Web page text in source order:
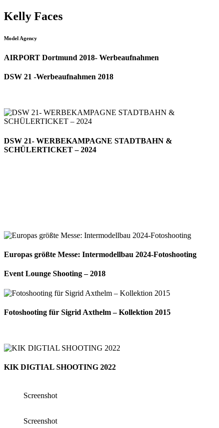
Kelly Faces
Model Agency
AIRPORT Dortmund 2018- Werbeaufnahmen
DSW 21 -Werbeaufnahmen 2018
DSW 21- WERBEKAMPAGNE STADTBAHN &
SCHÜLERTICKET – 2024
Europas größte Messe: Intermodellbau 2024-Fotoshooting
Event Lounge Shooting – 2018
Fotoshooting für Sigrid Axthelm – Kollektion 2015
KIK DIGTIAL SHOOTING 2022
Screenshot
Screenshot